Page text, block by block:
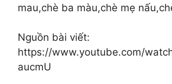
mau,chè ba màu,chè mẹ
Nguồn bài viết:
https://www.youtube.com/
aucmU